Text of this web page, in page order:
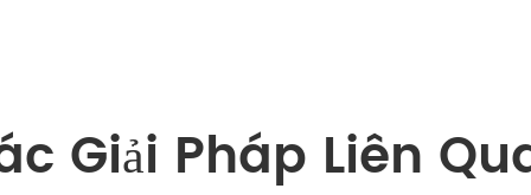
mở khóa từ xa, trở thành giải
ưu cho container hàng hải, hậu
Giải Pháp Liên